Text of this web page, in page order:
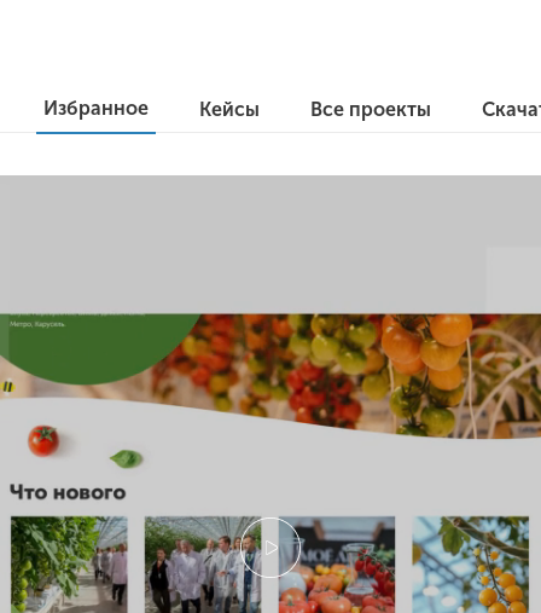
Избранное Кейсы Все проекты